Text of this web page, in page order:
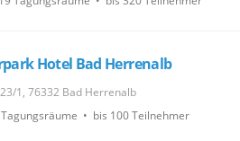
Hotel Bad Herrenalb
1, 76332 Bad Herrenalb
• bis 100 Teilnehmer